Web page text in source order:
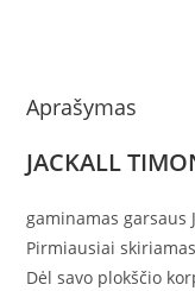
Aprašymas
JACKALL
gaminamas garsaus
Pirmiausiai
Dėl savo plokščio